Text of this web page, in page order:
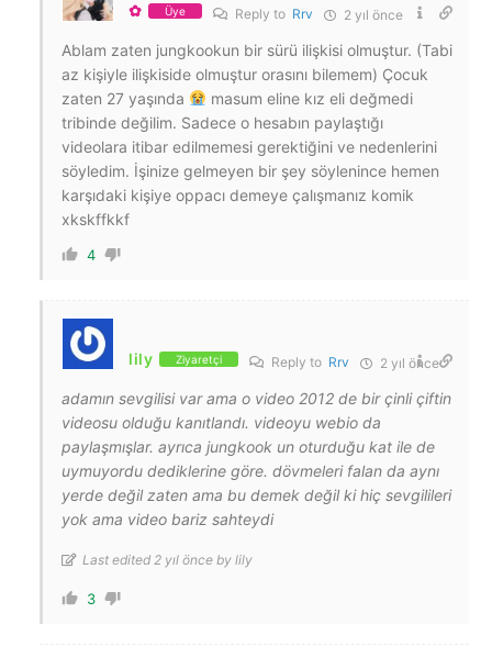
✿ Üye Reply to Rrv 2 yıl önce
Ablam zaten jungkookun bir sürü ilişkisi olmuştur. (Tabi
az kişiyle ilişkiside olmuştur orasını bilemem) Çocuk
zaten 27 yaşında
masum eline kız eli değmedi
tribinde değilim. Sadece o hesabın paylaştığı
videolara itibar edilmemesi gerektiğini ve nedenlerini
söyledim. İşinize gelmeyen bir şey söylenince hemen
karşıdaki kişiye oppacı demeye çalışmanız komik
xkskffkkf
4
lily Ziyaretçi Reply to Rrv 2 yıl önce
adamın sevgilisi var ama o video 2012 de bir çinli çiftin
videosu olduğu kanıtlandı. videoyu webio da
paylaşmışlar. ayrıca jungkook un oturduğu kat ile de
uymuyordu dediklerine göre. dövmeleri falan da aynı
yerde değil zaten ama bu demek değil ki hiç sevgilileri
yok ama video bariz sahteydi
Last edited 2 yıl önce by lily
3